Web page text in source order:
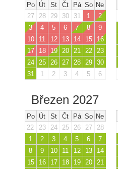
Po Út St Čt Pá So Ne
27
28 29 30 31 1
2
3
4 5 6 7 8
9
10
11 12 13 14 15
16
17
18 19 20 21 22
23
24
25 26 27 28 29
30
31
1 2 3 4 5 6
Březen 2027
Po Út St Čt Pá So Ne
22
23 24 25 26 27
28
1
2 3 4 5 6
7
8
9 10 11 12 13
14
15
16 17 18 19 20
21